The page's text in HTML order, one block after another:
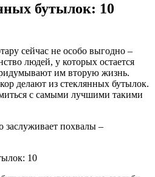
бутылок: 10
сейчас не особо выгодно –
людей, у которых остается
им вторую жизнь.
делают из стеклянных бутылок.
с самыми лучшими такими
заслуживает похвалы –